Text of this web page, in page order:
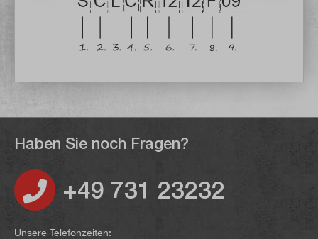
Haben Sie noch Fragen?
+49 731 23232
Unsere Telefonzeiten: